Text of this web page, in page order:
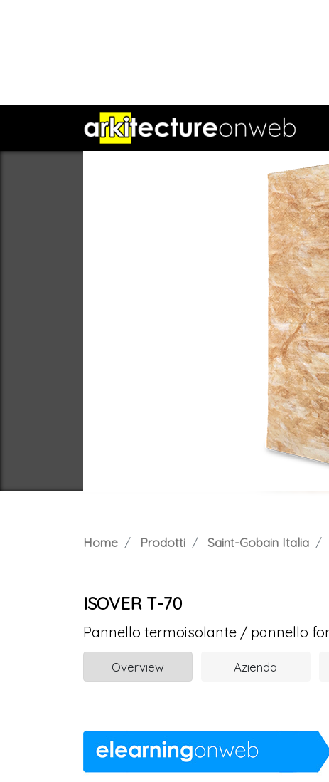
Home Prodotti Saint-Gobain Italia
ISOVER T-70
Pannello termoisolante / pannello
Overview Azienda